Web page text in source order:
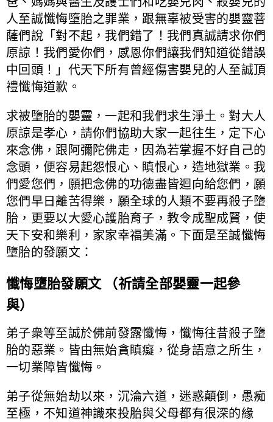
人至誠懺悔墮胎之罪業，跟無辜被受害的嬰靈菩
薩們說「對不起，我們錯了！我們真誠請求你們
原諒！我們愛你們，感恩你們讓我們知道從錯誤
中回頭！」代天下所有曾經傷害嬰兒的人至誠頂
禮懺悔道歉。
求被墮胎的嬰靈，一起和我們求生淨土。對大人
原諒是孝心，請你們協助大家一起往生，定下心
來念佛，跟阿彌陀佛走，因為若掌握不好自己的
念頭，便容易起怨恨心、瞋恨心，造地獄業。我
們愛您們，願把念佛的功德盡皆迴向給您們，願
您們早日離苦得樂，願全球的人類不要再殺子墮
胎，更要以大愛心護胎育子，教令成聖成賢，使
天下安和樂利，家家幸福美滿。下面是至誠懺悔
墮胎的發願文：
懺悔墮胎發願文 （祈請全部嬰靈一起參
與）
弟子衆等至誠於佛前發露懺悔，懺悔往昔殺子墮
胎的惡業。皆由無始貪瞋癡，從身語意之所生，
一切業障皆懺悔。
弟子從無始劫以來，沉淪六道，迷惑顛倒，愚痴
至極，不知道神識來投胎與父母都有很深的緣